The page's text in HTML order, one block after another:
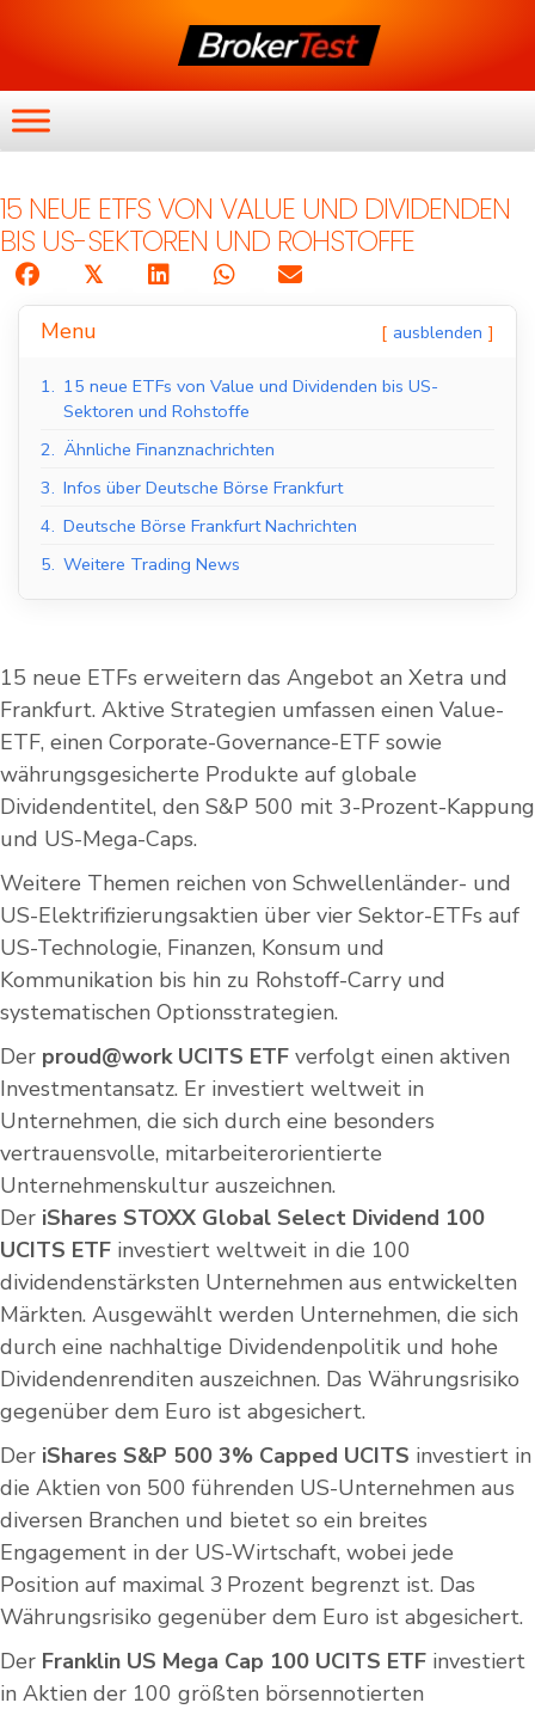
15 NEUE ETFS VON VALUE UND DIVIDENDEN
BIS US-SEKTOREN UND ROHSTOFFE
𝕏
Menu ausblenden
1. 15 neue ETFs von Value und Dividenden bis US-
Sektoren und Rohstoffe
2. Ähnliche Finanznachrichten
3. Infos über Deutsche Börse Frankfurt
4. Deutsche Börse Frankfurt Nachrichten
5. Weitere Trading News
15 neue ETFs erweitern das Angebot an Xetra und
Frankfurt. Aktive Strategien umfassen einen Value-
ETF, einen Corporate-Governance-ETF sowie
währungsgesicherte Produkte auf globale
Dividendentitel, den S&P 500 mit 3-Prozent-Kappung
und US-Mega-Caps.
Weitere Themen reichen von Schwellenländer- und
US-Elektrifizierungsaktien über vier Sektor-ETFs auf
US-Technologie, Finanzen, Konsum und
Kommunikation bis hin zu Rohstoff-Carry und
systematischen Optionsstrategien.
Der proud@work UCITS ETF verfolgt einen aktiven
Investmentansatz. Er investiert weltweit in
Unternehmen, die sich durch eine besonders
vertrauensvolle, mitarbeiterorientierte
Unternehmenskultur auszeichnen.
Der iShares STOXX Global Select Dividend 100
UCITS ETF investiert weltweit in die 100
dividendenstärksten Unternehmen aus entwickelten
Märkten. Ausgewählt werden Unternehmen, die sich
durch eine nachhaltige Dividendenpolitik und hohe
Dividendenrenditen auszeichnen. Das Währungsrisiko
gegenüber dem Euro ist abgesichert.
Der iShares S&P 500 3% Capped UCITS investiert in
die Aktien von 500 führenden US-Unternehmen aus
diversen Branchen und bietet so ein breites
Engagement in der US-Wirtschaft, wobei jede
Position auf maximal 3 Prozent begrenzt ist. Das
Währungsrisiko gegenüber dem Euro ist abgesichert.
Der Franklin US Mega Cap 100 UCITS ETF investiert
in Aktien der 100 größten börsennotierten